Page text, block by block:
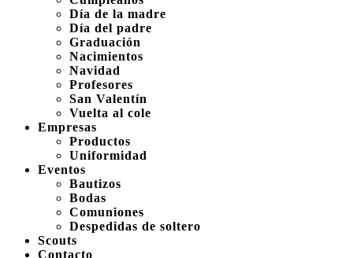
Día de la madre
Día del padre
Graduación
Nacimientos
Navidad
Profesores
San Valentín
Vuelta al cole
Empresas
Productos
Uniformidad
Eventos
Bautizos
Bodas
Comuniones
Despedidas de soltero
Scouts
Contacto